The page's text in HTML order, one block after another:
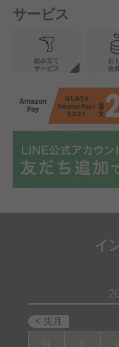
サービス
組み立て
サービス
お
会
イ